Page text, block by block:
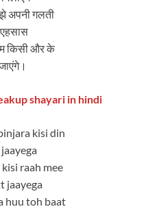
अपनी गलती
किसी और के
shayari in hindi
kisi din
raah mee
jaayega
huu toh baat